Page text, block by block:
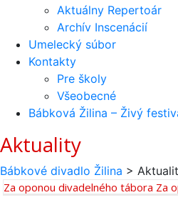
Aktuálny Repertoár
Archív Inscenácií
Umelecký súbor
Kontakty
Pre školy
Všeobecné
Bábková Žilina – Živý
Aktuality
Bábkové divadlo Žilina >
Za oponou divadelného tábora Za